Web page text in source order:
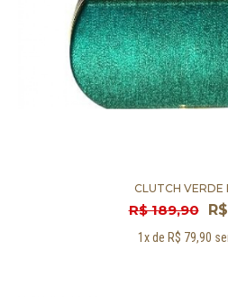
CLUTCH VERDE
R$ 189,90
1x de R$ 79,90